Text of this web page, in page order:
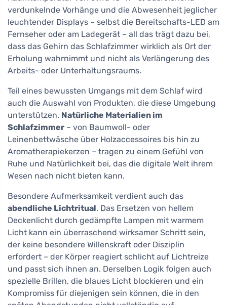
verdunkelnde Vorhänge und die Abwesenheit jeglicher
leuchtender Displays – selbst die Bereitschafts-LED am
Fernseher oder am Ladegerät – all das trägt dazu bei,
dass das Gehirn das Schlafzimmer wirklich als Ort der
Erholung wahrnimmt und nicht als Verlängerung des
Arbeits- oder Unterhaltungsraums.
Teil eines bewussten Umgangs mit dem Schlaf wird
auch die Auswahl von Produkten, die diese Umgebung
unterstützen. Natürliche Materialien im
Schlafzimmer – von Baumwoll- oder
Leinenbettwäsche über Holzaccessoires bis hin zu
Aromatherapiekerzen – tragen zu einem Gefühl von
Ruhe und Natürlichkeit bei, das die digitale Welt ihrem
Wesen nach nicht bieten kann.
Besondere Aufmerksamkeit verdient auch das
abendliche Lichtritual. Das Ersetzen von hellem
Deckenlicht durch gedämpfte Lampen mit warmem
Licht kann ein überraschend wirksamer Schritt sein,
der keine besondere Willenskraft oder Disziplin
erfordert – der Körper reagiert schlicht auf Lichtreize
und passt sich ihnen an. Derselben Logik folgen auch
spezielle Brillen, die blaues Licht blockieren und ein
Kompromiss für diejenigen sein können, die in den